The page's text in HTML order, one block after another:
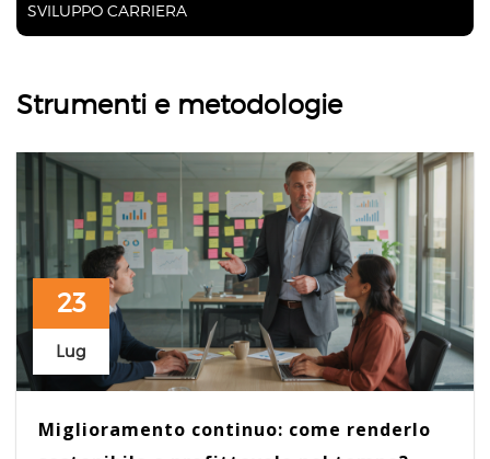
SVILUPPO CARRIERA
Strumenti e metodologie
23
Lug
Miglioramento continuo: come renderlo